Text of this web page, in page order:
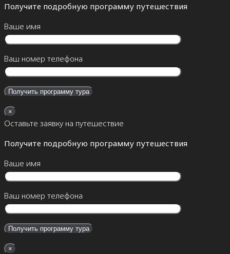
Получите подробную программу путешествия
Ваше имя
Ваш номер телефона
×
Оставьте заявку на путешествие
Получите подробную программу путешествия
Ваше имя
Ваш номер телефона
×